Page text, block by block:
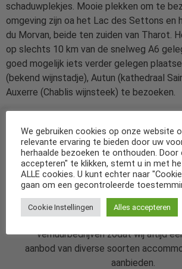
schaduwplekjes. Mooie plekken om te
omgeving zijn oa het Lac des Settons en
du Morvan, beide ten zuiden van Tharot.
op slechts 10 km van de snelweg A6
goed mogelijk iets verder gelegen
(bekend wijnstadje), Autun (kathedraal
Auxerre (Chablis wijnsteek) te bezoeken.
De specialist in vakantiehuizen in
en diverse andere landen.
Wij werken samen met een aanal
verhuurbedrijven zodat wij altijd
aanbod van diverse soorten
aanbieden.
We gebruiken cookies op onze website
relevante ervaring te bieden door uw
herhaalde bezoeken te onthouden. Door
accepteren" te klikken, stemt u in met
ALLE cookies. U kunt echter naar
gaan om een gecontroleerde
Cookie Instellingen Alles accepteren